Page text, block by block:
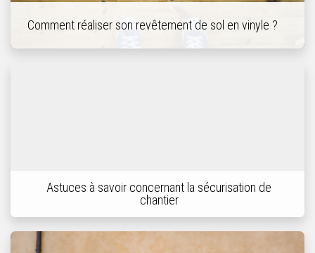
Comment réaliser son revêtement de sol en vinyle ?
Astuces à savoir concernant la sécurisation de
chantier